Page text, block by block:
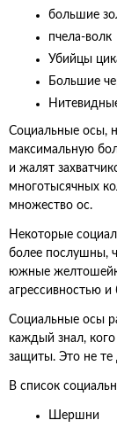
большие
пчела-волк
Убийцы
Большие
Социальные осы,
максимальную
и жалят
многотысячных
множество ос.
Некоторые
более послушны,
южные
агрессивностью и
Социальные осы
каждый знал,
защиты. Это не те
В список
Шершни